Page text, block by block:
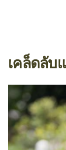
เคล็ดลับ